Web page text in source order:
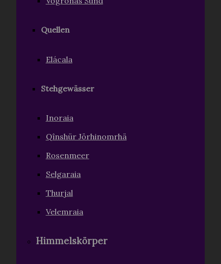
Quellen
Elácala
Stehgewässer
Inoraia
Qînshür Jörhinomrhä
Rosenmeer
Selgaraia
Thurjal
Velemraia
Himmelskörper